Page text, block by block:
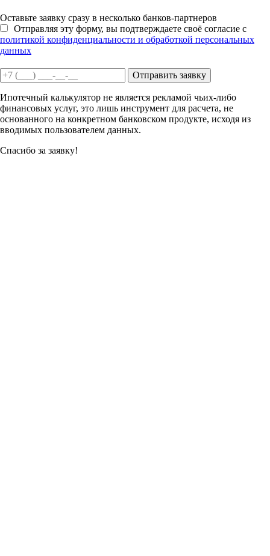
Оставьте заявку сразу в несколько банков-партнеров
Отправляя эту форму, вы подтверждаете своё согласие с
политикой конфиденциальности и обработкой персональных
данных
Отправить заявку
Ипотечный калькулятор не является рекламой чьих-либо
финансовых услуг, это лишь инструмент для расчета, не
основанного на конкретном банковском продукте, исходя из
вводимых пользователем данных.
Спасибо за заявку!